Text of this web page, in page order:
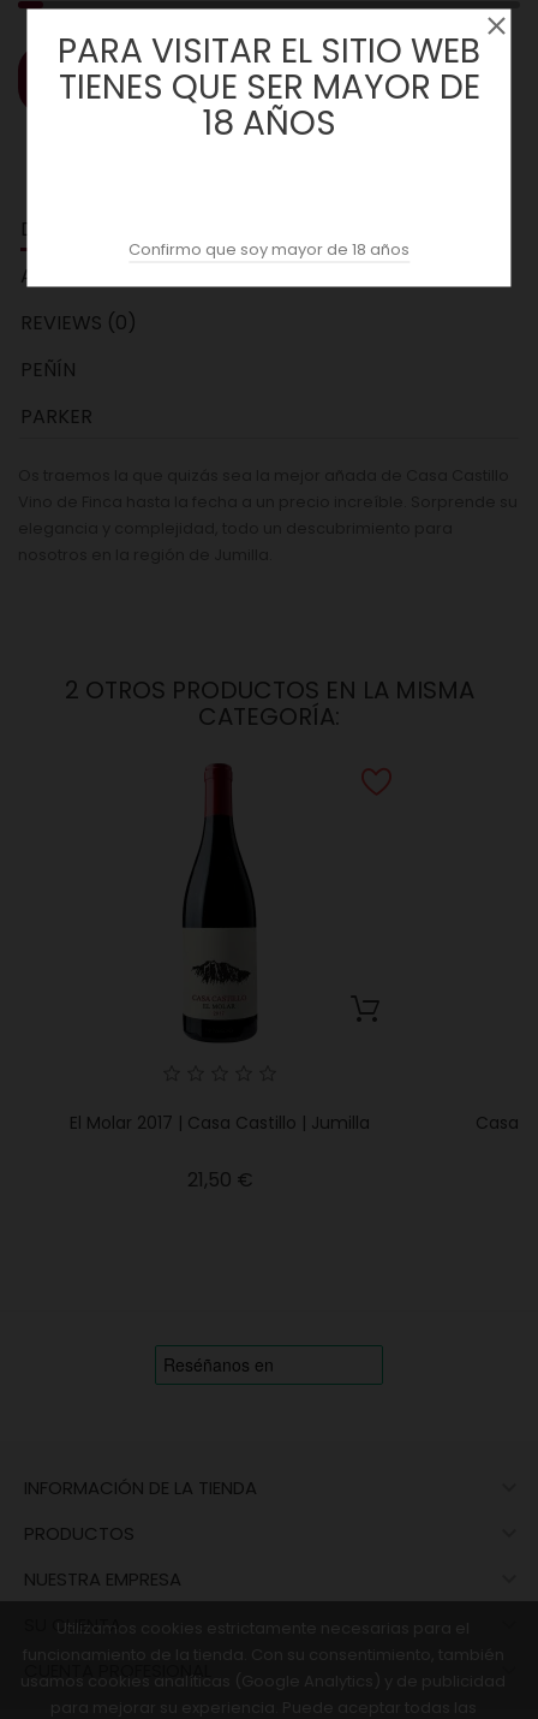
COMPRAR
DESCRIPCION
ACOPAS AI
REVIEWS (0)
PEÑÍN
PARKER
2 OTROS PRODUCTOS EN LA MISMA
CATEGORÍA:
El Molar 2017 | Casa Castillo | Jumilla
21,50 €
Casa
PARA VISITAR EL SITIO WEB
TIENES QUE SER MAYOR DE
18 AÑOS
Confirmo que soy mayor de 18 años
INFORMACIÓN DE LA TIENDA
Utilizamos cookies estrictamente necesarias para el
usamos cookies analíticas (Google Analytics) y de publicidad
PRODUCTOS
NUESTRA EMPRESA
SU CUENTA
CUENTA PROFESIONAL 